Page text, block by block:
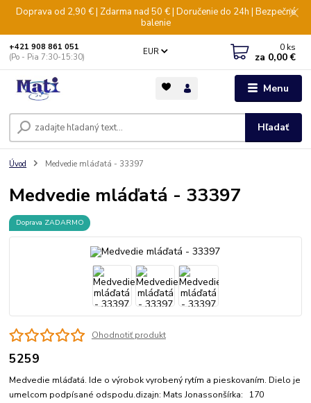
Doprava od 2,90 € | Zdarma nad 50 € | Doručenie do 24h | Bezpečné
balenie
Menu
EUR
Hľadať
+421 908 861 051
(Po - Pia 7:30-15:30)
0 ks
za 0,00 €
Úvod Medvedie mláďatá - 33397
Medvedie mláďatá - 33397
Doprava ZADARMO
Ohodnotiť produkt
5259
Medvedie mláďatá. Ide o výrobok vyrobený rytím a pieskovaním. Dielo je
umelcom podpísané odspodu.dizajn: Mats Jonassonšírka: 170